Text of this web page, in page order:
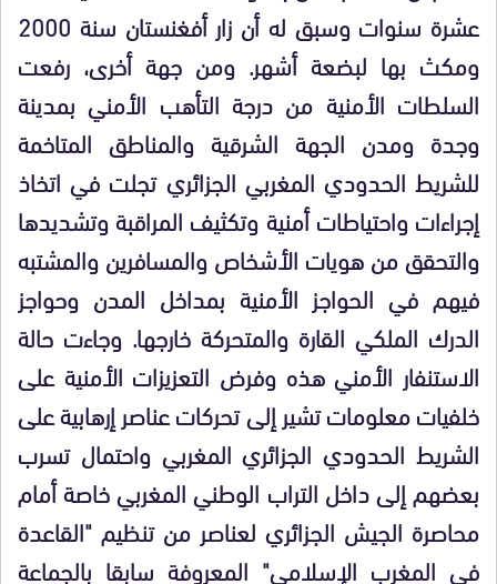
عشرة سنوات وسبق له أن زار أفغنستان سنة 2000
ومكث بها لبضعة أشهر. ومن جهة أخرى، رفعت
السلطات الأمنية من درجة التأهب الأمني بمدينة
وجدة ومدن الجهة الشرقية والمناطق المتاخمة
للشريط الحدودي المغربي الجزائري تجلت في اتخاذ
إجراءات واحتياطات أمنية وتكثيف المراقبة وتشديدها
والتحقق من هويات الأشخاص والمسافرين والمشتبه
فيهم في الحواجز الأمنية بمداخل المدن وحواجز
الدرك الملكي القارة والمتحركة خارجها. وجاءت حالة
الاستنفار الأمني هذه وفرض التعزيزات الأمنية على
خلفيات معلومات تشير إلى تحركات عناصر إرهابية على
الشريط الحدودي الجزائري المغربي واحتمال تسرب
بعضهم إلى داخل التراب الوطني المغربيخاصة أمام
محاصرة الجيش الجزائري لعناصر من تنظيم "القاعدة
في المغرب الإسلامي" المعروفة سابقا بالجماعة